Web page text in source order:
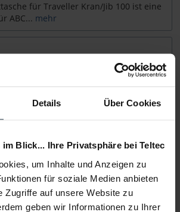
Details Über Cookies
Blick... Ihre Privatsphäre bei Teltec
um Inhalte und Anzeigen zu
für soziale Medien anbieten
Zugriffe auf unsere Website zu
geben wir Informationen zu Ihrer
für Traveller Kran/Jib 100 ist eine
ABC... mehr
& Produktsicherheit
Hersteller sind verfübar...... mehr